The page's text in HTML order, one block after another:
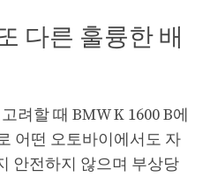
다른 훌륭한 배
려할 때 BMW K 1600 B에
어떤 오토바이에서도 자
안전하지 않으며 부상당